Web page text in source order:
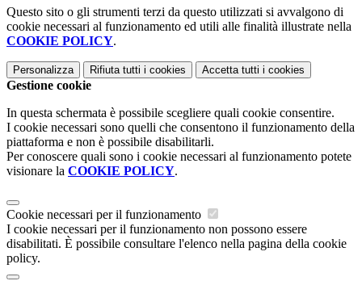
Questo sito o gli strumenti terzi da questo utilizzati si avvalgono di
cookie necessari al funzionamento ed utili alle finalità illustrate nella
COOKIE POLICY.
Personalizza Rifiuta tutti i cookies Accetta tutti i cookies
Gestione cookie
In questa schermata è possibile scegliere quali cookie consentire.
I cookie necessari sono quelli che consentono il funzionamento della
piattaforma e non è possibile disabilitarli.
Per conoscere quali sono i cookie necessari al funzionamento potete
visionare la COOKIE POLICY.
Cookie necessari per il funzionamento
I cookie necessari per il funzionamento non possono essere
disabilitati. È possibile consultare l'elenco nella pagina della cookie
policy.